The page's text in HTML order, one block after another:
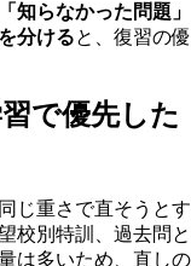
知らなかった問題」
分けると、復習の優
で優先した
じ重さで直そうとす
校別特訓、過去問と
は多いため、直しの